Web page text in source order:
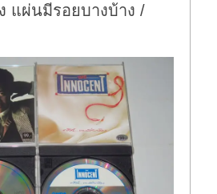
แผ่นมีรอยบางบ้าง /